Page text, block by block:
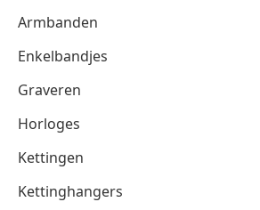
Armbanden
Enkelbandjes
Graveren
Horloges
Kettingen
Kettinghangers